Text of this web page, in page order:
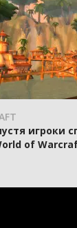
игроки
of